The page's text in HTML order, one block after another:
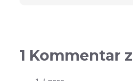
1 Kommentar